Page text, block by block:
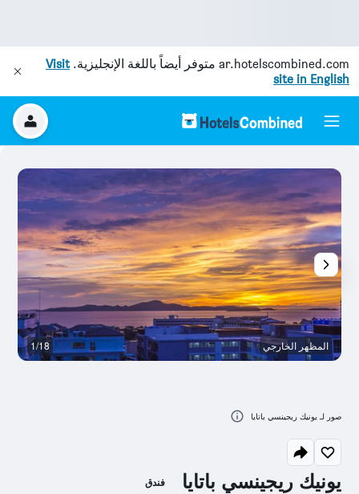
ar.hotelscombined.com متوفر أيضاً باللغة الإنجليزية.Visit
site in English
يونيك ريجينسي باتايا فندق
المظهر الخارجي 1/18
صور لـ يونيك ريجينسي باتايا